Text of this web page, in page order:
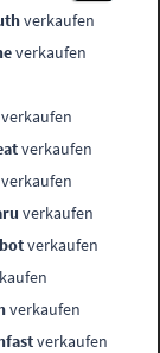
verkaufen
verkaufen
verkaufen
verkaufen
verkaufen
verkaufen
verkaufen
verkaufen
verkaufen